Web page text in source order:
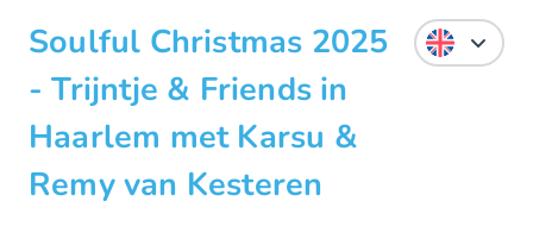
Soulful Christmas 2025
- Trijntje & Friends in
Haarlem met Karsu &
Remy van Kesteren